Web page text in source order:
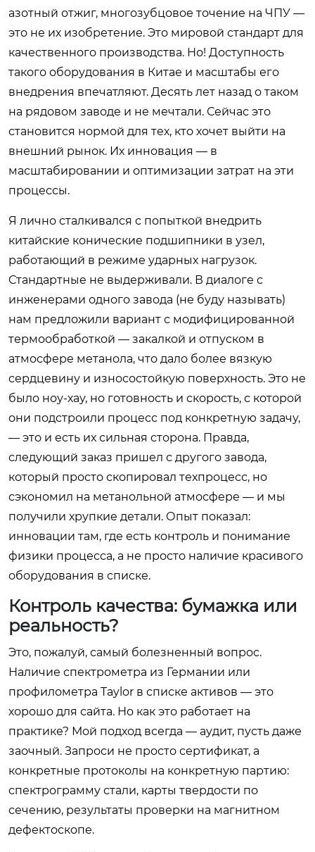
азотный отжиг, многозубцовое точение на ЧПУ —
это не их изобретение. Это мировой стандарт для
качественного производства. Но! Доступность
такого оборудования в Китае и масштабы его
внедрения впечатляют. Десять лет назад о таком
на рядовом заводе и не мечтали. Сейчас это
становится нормой для тех, кто хочет выйти на
внешний рынок. Их инновация — в
масштабировании и оптимизации затрат на эти
процессы.
Я лично сталкивался с попыткой внедрить
китайские конические подшипники в узел,
работающий в режиме ударных нагрузок.
Стандартные не выдерживали. В диалоге с
инженерами одного завода (не буду называть)
нам предложили вариант с модифицированной
термообработкой — закалкой и отпуском в
атмосфере метанола, что дало более вязкую
сердцевину и износостойкую поверхность. Это не
было ноу-хау, но готовность и скорость, с которой
они подстроили процесс под конкретную задачу,
— это и есть их сильная сторона. Правда,
следующий заказ пришел с другого завода,
который просто скопировал техпроцесс, но
сэкономил на метанольной атмосфере — и мы
получили хрупкие детали. Опыт показал:
инновации там, где есть контроль и понимание
физики процесса, а не просто наличие красивого
оборудования в списке.
Контроль качества: бумажка или
реальность?
Это, пожалуй, самый болезненный вопрос.
Наличие спектрометра из Германии или
профилометра Taylor в списке активов — это
хорошо для сайта. Но как это работает на
практике? Мой подход всегда — аудит, пусть даже
заочный. Запроси не просто сертификат, а
конкретные протоколы на конкретную партию:
спектрограмму стали, карты твердости по
сечению, результаты проверки на магнитном
дефектоскопе.